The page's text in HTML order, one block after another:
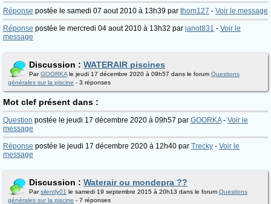
Réponse postée le samedi 07 aout 2010 à 13h39 par thom127 - Voir le message
Réponse postée le mercredi 04 aout 2010 à 13h32 par janot831 - Voir le
message
Discussion : WATERAIR piscines
ParGOORKA le jeudi 17 décembre 2020 à 09h57 dans le forum Questions
générales sur la piscine - 3 réponses
Mot clef présent dans :
Question postée le jeudi 17 décembre 2020 à 09h57 par GOORKA- Voir le
message
Réponse postée le jeudi 17 décembre 2020 à 12h40 par Trecky - Voir le
message
Discussion : Waterair ou mondepra ??
Parsilently01 le samedi 19 septembre 2015 à 20h13 dans le forum Questions
générales sur la piscine - 7 réponses